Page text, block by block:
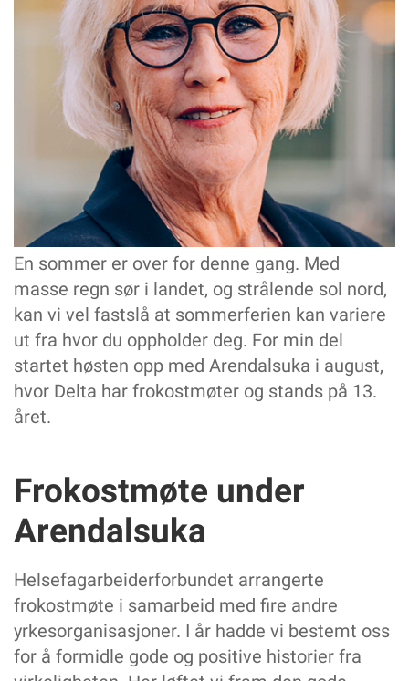
Skal, skal ikke stå lenger i jobb?
YTRINGER
Ikke kom her og snakk om lite bemanning og stor
arbeidsbyrde, tenkte jeg...
Når er det lov å ta skjulte opptak?
DELTA INFORMERER
Tre spørsmål og svar om rettigheter til deltidsansatte:
PÅ HJERTET
– Nå snakker alle om helsefagarbeidere
HELSEFAGARBEIDERFORBUNDET
Fra 14.-16. august var, tradisjonen tro, en gjeng fra Delta på
Neste styremøte
Åpning av Diakonova fagskole
En sommer er over for denne gang. Med
masse regn sør i landet, og strålende sol nord,
kan vi vel fastslå at sommerferien kan variere
ut fra hvor du oppholder deg. For min del
startet høsten opp med Arendalsuka i august,
hvor Delta har frokostmøter og stands på 13.
året.
Frokostmøte under
Arendalsuka
Helsefagarbeiderforbundet arrangerte
frokostmøte i samarbeid med fire andre
yrkesorganisasjoner. I år hadde vi bestemt oss
for å formidle gode og positive historier fra